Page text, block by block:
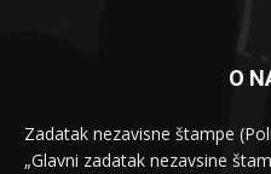
O
Zadatak nezavisne štampe
„Glavni zadatak nezavsine